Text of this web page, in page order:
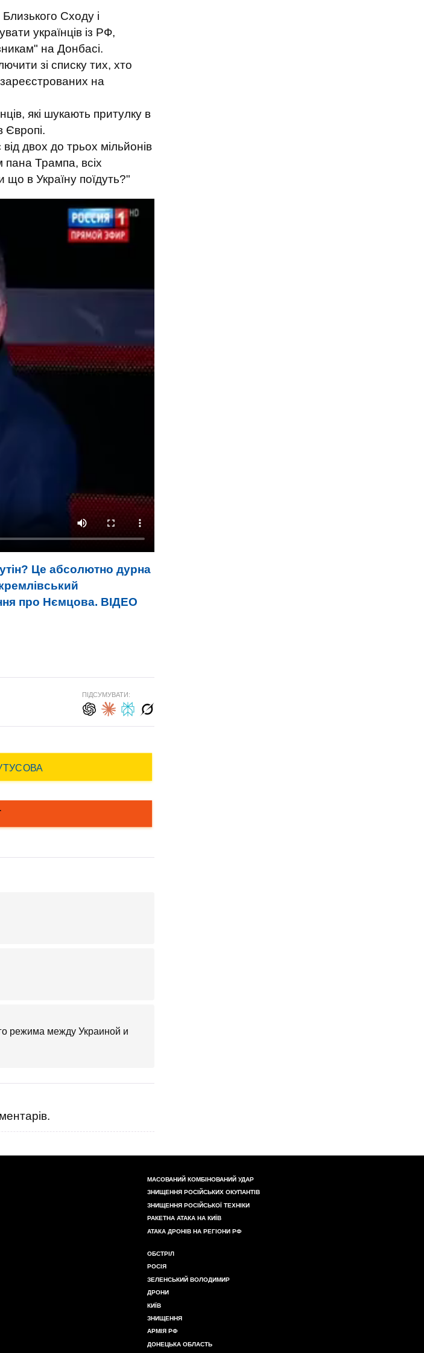
Сходу і
українців із РФ,
на Донбасі.
зі списку тих, хто
зареєстрованих на
які шукають притулку в
Європі.
двох до трьох мільйонів
пана Трампа, всіх
що в Україну поїдуть?"
Це абсолютно дурна
про Нємцова. ВIДЕО
ПІДСУМУВАТИ:
режима между Украиной и
МАСОВАНИЙ КОМБІНОВАНИЙ УДАР
ЗНИЩЕННЯ РОСІЙСЬКИХ ОКУПАНТІВ
ЗНИЩЕННЯ РОСІЙСЬКОЇ ТЕХНІКИ
РАКЕТНА АТАКА НА КИЇВ
АТАКА ДРОНІВ НА РЕГІОНИ РФ
ОБСТРІЛ
РОСІЯ
ЗЕЛЕНСЬКИЙ ВОЛОДИМИР
ДРОНИ
КИЇВ
ЗНИЩЕННЯ
АРМІЯ РФ
ДОНЕЦЬКА ОБЛАСТЬ